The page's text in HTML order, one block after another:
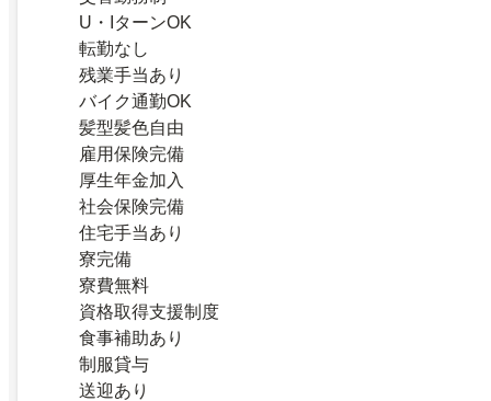
U・IターンOK
転勤なし
残業手当あり
バイク通勤OK
髪型髪色自由
雇用保険完備
厚生年金加入
社会保険完備
住宅手当あり
寮完備
寮費無料
資格取得支援制度
食事補助あり
制服貸与
送迎あり